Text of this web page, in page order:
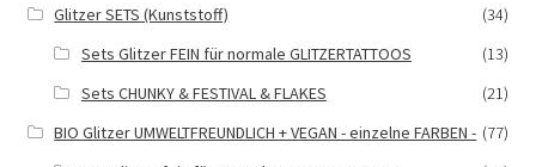
Glitzer SETS (Kunststoff)
(34)
Sets Glitzer FEIN für normale GLITZERTATTOOS
(13)
Sets CHUNKY & FESTIVAL & FLAKES
(21)
BIO Glitzer UMWELTFREUNDLICH + VEGAN - einzelne FARBEN - (77)